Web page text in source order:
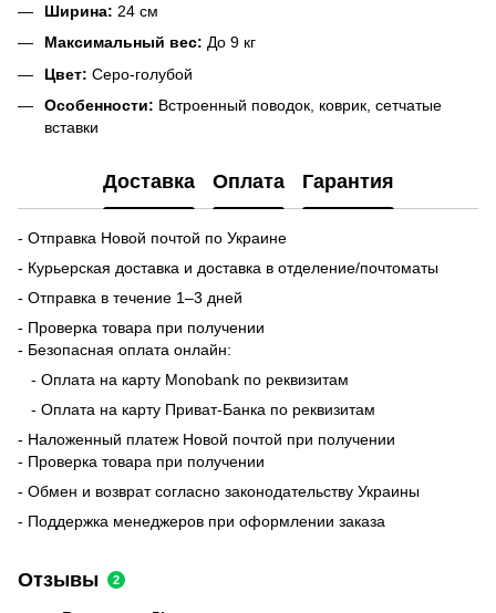
Ширина: 24 см
Максимальный вес: До 9 кг
Цвет: Серо-голубой
Особенности: Встроенный поводок, коврик, сетчатые
вставки
Доставка Оплата Гарантия
- Отправка Новой почтой по Украине
- Курьерская доставка и доставка в отделение/почтоматы
- Отправка в течение 1–3 дней
- Проверка товара при получении
- Безопасная оплата онлайн:
- Оплата на карту Monobank по реквизитам
- Оплата на карту Приват-Банка по реквизитам
- Наложенный платеж Новой почтой при получении
- Проверка товара при получении
- Обмен и возврат согласно законодательству Украины
- Поддержка менеджеров при оформлении заказа
Отзывы 2